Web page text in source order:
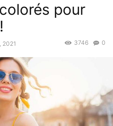
pour
2021 0
3746